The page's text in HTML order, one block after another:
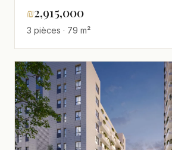
₪2,915,000
3 pièces · 79 m²